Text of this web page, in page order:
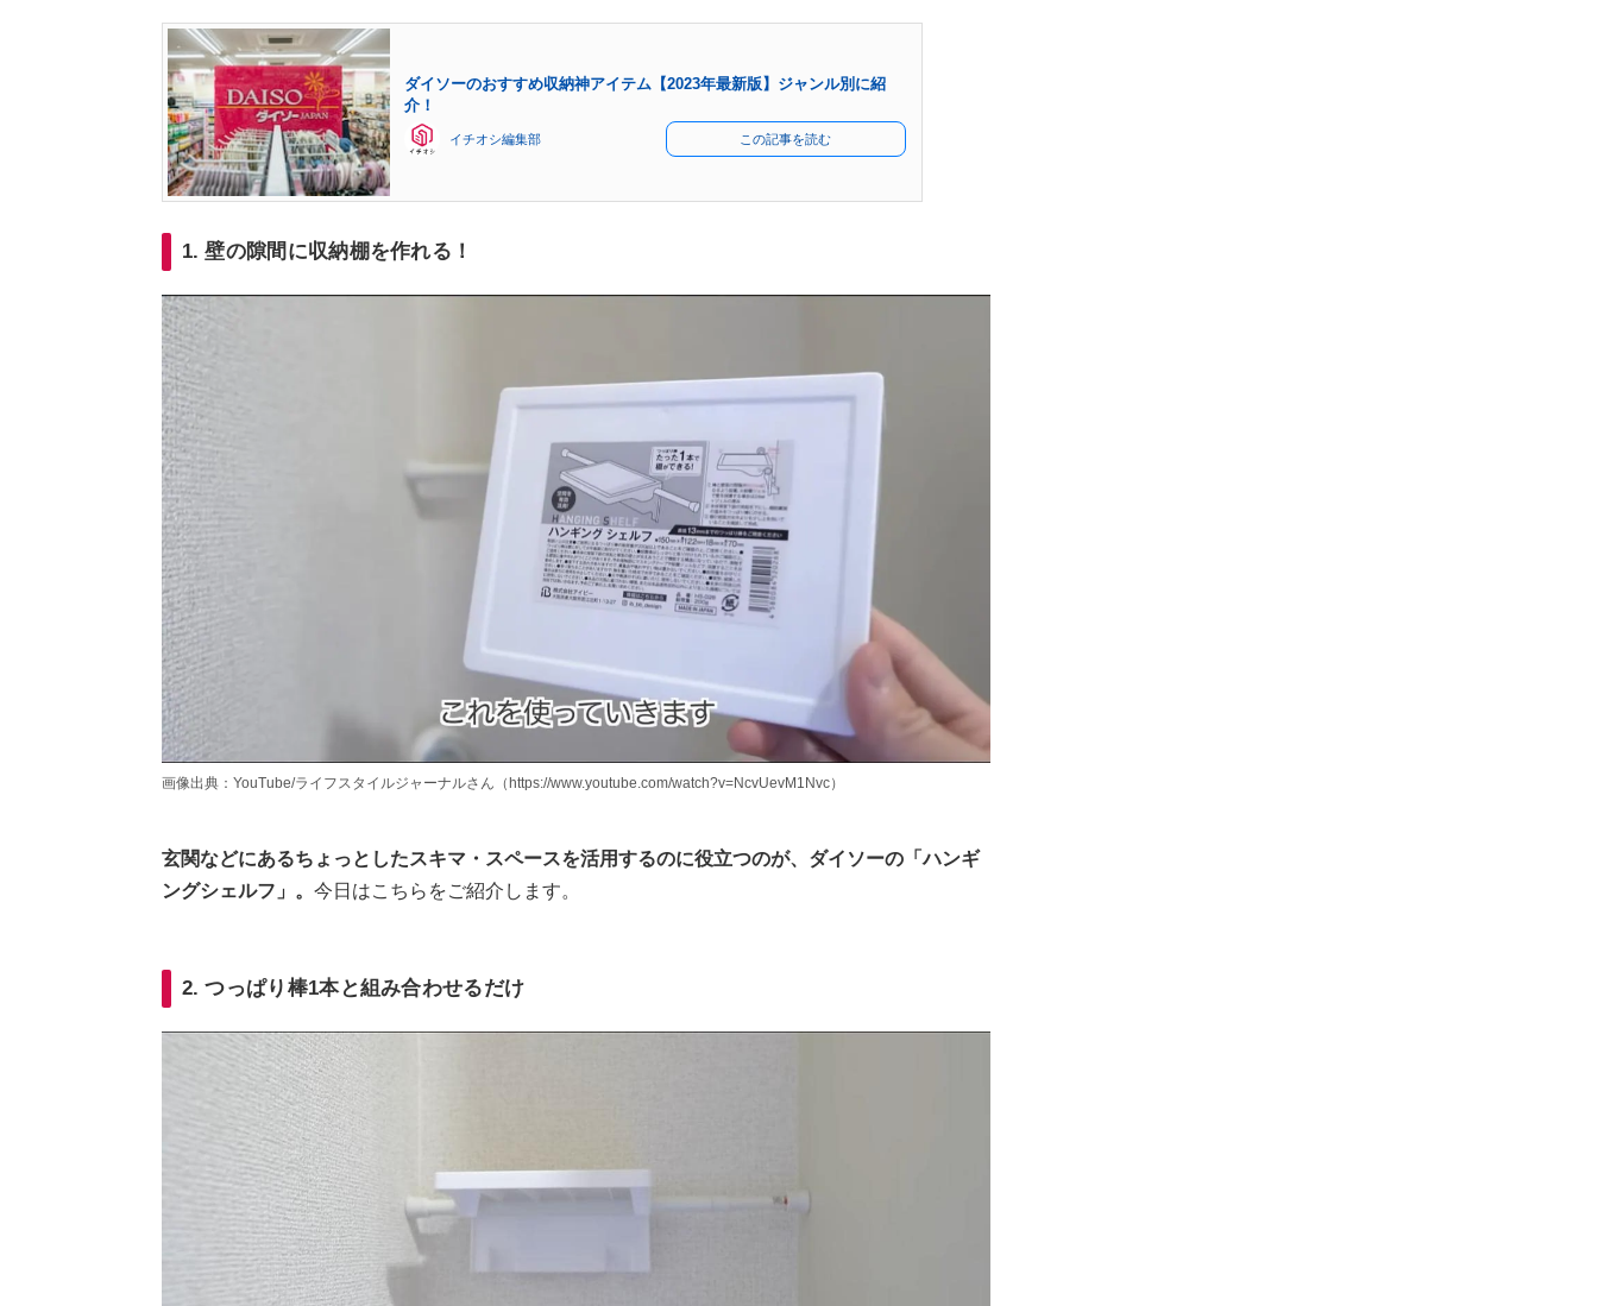
ダイソーのおすすめ収納神アイテム【2023年最新版】ジャンル別に紹
介！
イチオシ編集部 この記事を読む
1. 壁の隙間に収納棚を作れる！
画像出典：YouTube/ライフスタイルジャーナルさん（https://www.youtube.com/watch?v=NcvUevM1Nvc）
玄関などにあるちょっとしたスキマ・スペースを活用するのに役立つのが、ダイソーの「ハンギ
ングシェルフ」。 今日はこちらをご紹介します。
2. つっぱり棒1本と組み合わせるだけ